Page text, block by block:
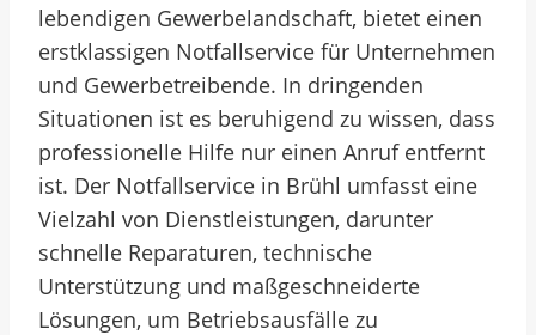
lebendigen Gewerbelandschaft, bietet einen
erstklassigen Notfallservice für Unternehmen
und Gewerbetreibende. In dringenden
Situationen ist es beruhigend zu wissen, dass
professionelle Hilfe nur einen Anruf entfernt
ist. Der Notfallservice in Brühl umfasst eine
Vielzahl von Dienstleistungen, darunter
schnelle Reparaturen, technische
Unterstützung und maßgeschneiderte
Lösungen, um Betriebsausfälle zu